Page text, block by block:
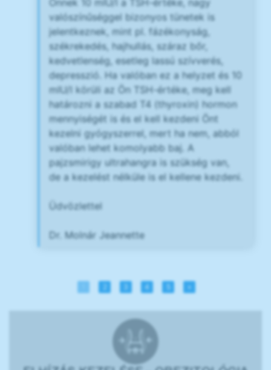
Önnek 10 mIU/l a TSH-értéke, nagy
valószínűséggel bizonyos tünetek is
jelentkeznek, mint pl. fázékonyság,
székrekedés, hajhullás, száraz bőr,
kedvetlenség, esetleg lassú szívverés,
depresszió. Ha valóban ez a helyzet és 10
mIU/l körüli az Ön TSH-értéke, meg kell
határozni a szabad T4 (thyroxin) hormon
mennyiségét is és el kell kezdeni Önt
kezelni gyógyszerrel, mert ha nem, abból
valóban lehet komolyabb baj. A
pajzsmirigy ultrahangra is szükség van,
de a kezelést nélküle is el kellene kezdeni.
Üdvözlettel
Dr. Molnár Jeannette
4 »